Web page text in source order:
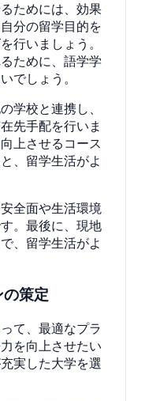
ためには、効果
分の留学目的を
行いましょう。
ために、語学学
でしょう。
学校と連携し、
先手配を行いま
上させるコース
、留学生活がよ
全面や生活環境
。最後に、現地
、留学生活がよ
の策定
て、最適なプラ
を向上させたい
実した大学を選